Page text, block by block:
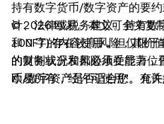
持有数字货币/数字资产的要
计、法律或税务建议。持有数
和 NFT) 存在较高风险，其价
的财务状况和风险承受能力
币/数字资产是否适合您。有
法律/税务/投资专业人士。本
© 2026 欧易。本文可全文复
100 字的内容使用，但仅限
的复制或分发都必须在显著
欧易所有，经许可使用"。允
称并注明出处，例如 "文章名